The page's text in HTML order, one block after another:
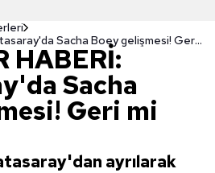
TRANSFER HABERİ: Galatasaray'da Sacha Boey gelişmesi! Geri mi dönüyor?
HABERİ:
Sacha
Geri mi
ayrılarak